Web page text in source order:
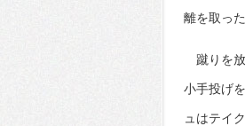
離を取っ
蹴りを放
小手投げ
ュはテイ